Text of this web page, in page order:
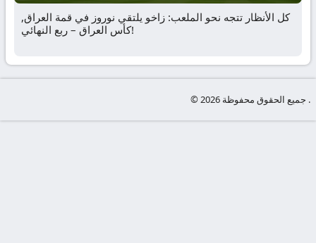
كل الأنظار تتجه نحو الملعب: زاخو يلتقي نوروز في قمة العراق,
كأس العراق – ربع النهائي!
© جميع الحقوق محفوظة 2026 .